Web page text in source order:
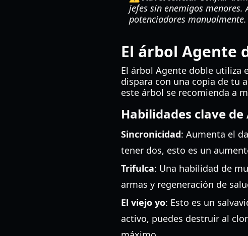
jefes sin enemigos menores.
potenciadores manualmente.
El árbol Agente
El árbol Agente doble utiliza
dispara con una copia de tu
este árbol se recomienda a
Habilidades clave
Sincronicidad: Aumenta el
tener dos, esto es un
Trifulca: Una habilidad de
armas y regeneración de
El viejo yo: Esto es un
activo, puedes destruir al